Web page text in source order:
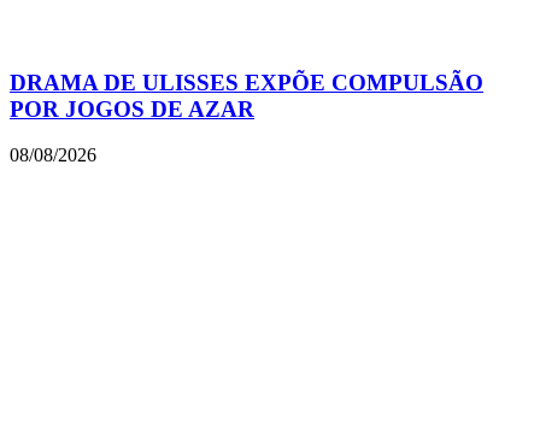
DRAMA DE ULISSES EXPÕE COMPULSÃO
POR JOGOS DE AZAR
08/08/2026